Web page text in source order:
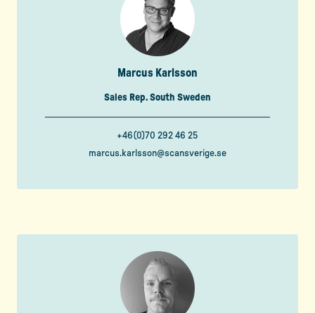
Marcus Karlsson
Sales Rep. South Sweden
+46(0)70 292 46 25
marcus.karlsson@scansverige.se